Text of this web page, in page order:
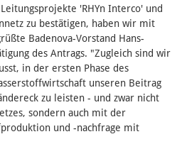
'RHYn Interco' und
zu bestätigen, haben wir mit
Badenova-Vorstand Hans-
des Antrags. "Zugleich sind wir
in der ersten Phase des
unseren Beitrag
zu leisten - und zwar nicht
sondern auch mit der
und -nachfrage mit